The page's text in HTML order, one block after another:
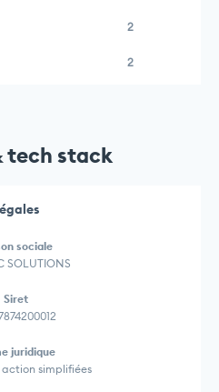
2
2
tech stack
sociale
SOLUTIONS
Siret
juridique
simplifiées